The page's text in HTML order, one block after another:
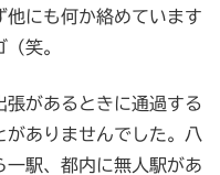
他にも何か絡めています
笑。
張があるときに通過する
ありませんでした。八
駅、都内に無人駅があ